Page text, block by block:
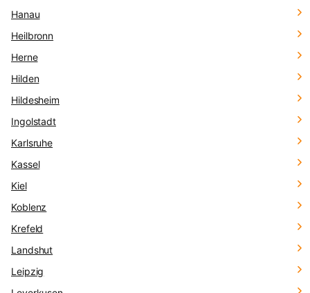
Hanau
Heilbronn
Herne
Hilden
Hildesheim
Ingolstadt
Karlsruhe
Kassel
Kiel
Koblenz
Krefeld
Landshut
Leipzig